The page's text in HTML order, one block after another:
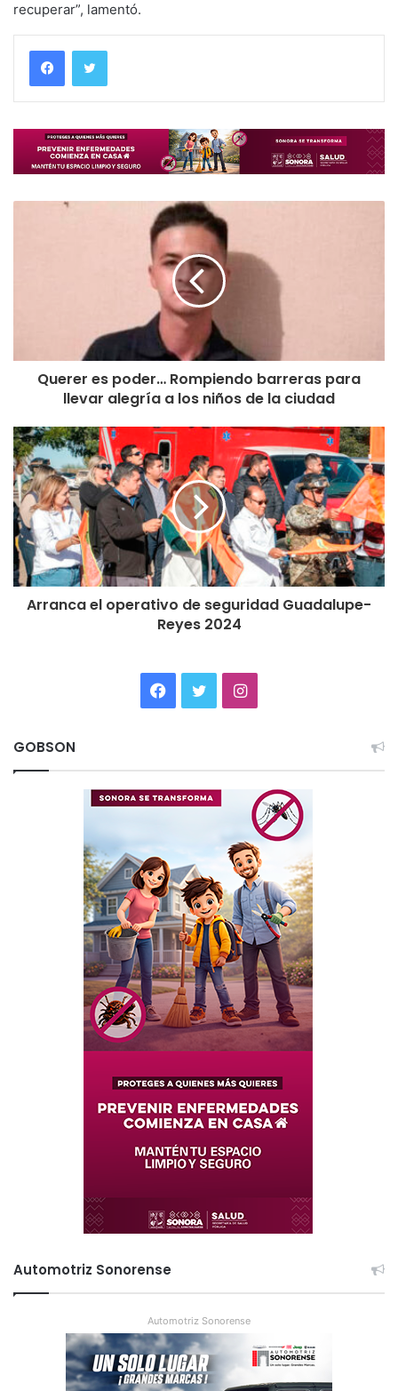
recuperar”, lamentó.
Querer es poder… Rompiendo barreras para
llevar alegría a los niños de la ciudad
Arranca el operativo de seguridad Guadalupe-
Reyes 2024
Facebook
TwitterInstagram
GOBSON
Automotriz Sonorense
Automotriz Sonorense